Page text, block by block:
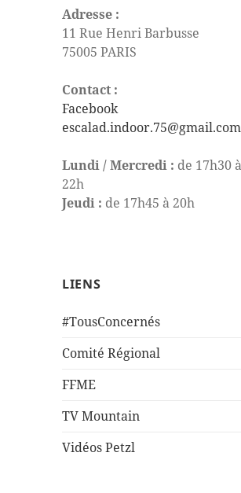
Adresse :
11 Rue Henri Barbusse
75005 PARIS
Contact :
Facebook
escalad.indoor.75@gmail.com
Lundi / Mercredi : de 17h30 à
22h
Jeudi : de 17h45 à 20h
LIENS
#TousConcernés
Comité Régional
FFME
TV Mountain
Vidéos Petzl